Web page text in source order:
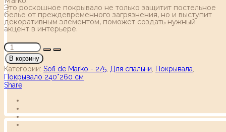
Это роскошное покрывало не только защитит постельное
белье от преждевременного загрязнения, но и выступит
декоративным элементом, поможет создать нужный
акцент в интерьере.
В корзину
Категории: Sofi de Marko - 2/5 Для спальни Покрывала
Покрывало 240*260 см
Share